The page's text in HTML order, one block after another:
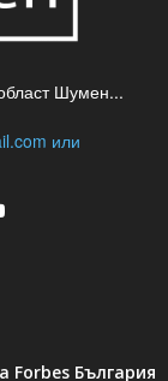
Шумен...
или
Forbes България